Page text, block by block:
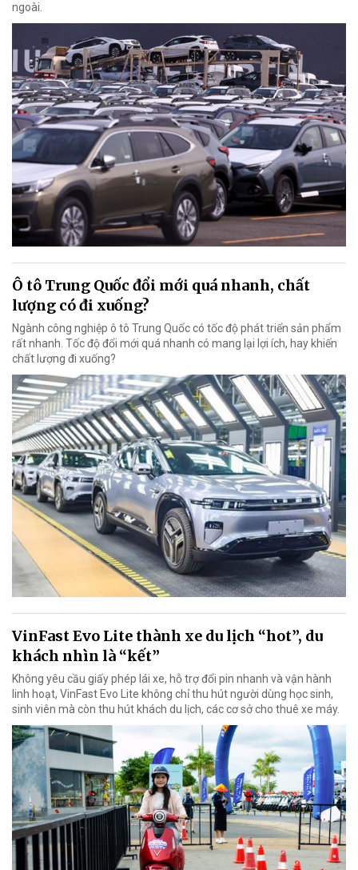
ngoài.
Ô tô Trung Quốc đổi mới quá nhanh, chất
lượng có đi xuống?
Ngành công nghiệp ô tô Trung Quốc có tốc độ phát triển sản phẩm
rất nhanh. Tốc độ đổi mới quá nhanh có mang lại lợi ích, hay khiến
chất lượng đi xuống?
VinFast Evo Lite thành xe du lịch “hot”, du
khách nhìn là “kết”
Không yêu cầu giấy phép lái xe, hỗ trợ đổi pin nhanh và vận hành
linh hoạt, VinFast Evo Lite không chỉ thu hút người dùng học sinh,
sinh viên mà còn thu hút khách du lịch, các cơ sở cho thuê xe máy.